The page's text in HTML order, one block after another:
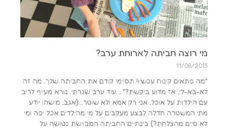
מי רוצה חביתה לארוחת ערב?
11/08/2015
"מה פתאום קינוח עכשיו! תסיימי קודם את החביתה שלך. מה זה
לא-בא-לי, אז מדוע ביקשת?"… עוד ערב שגרתי. נורא מעייף לריב
עם הילדות על אוכל. אני רק אמא ולא שוטר…(אגב, מישהו יודע
מתי המשטרה חדלה לבצע מעקבים על מי מהילדים אכל יפה ומי
לא סיים מהצלחת?) בינתיים החביתה המבוישת נטושה על